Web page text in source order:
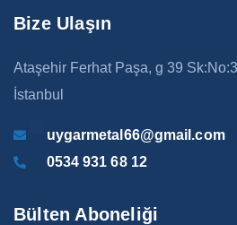
Bize Ulaşın
Ataşehir Ferhat Paşa, g 39
İstanbul
uygarmetal66@gmail.com
0534 931 68 12
Bülten Aboneliği